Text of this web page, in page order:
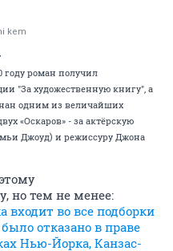
kem
году роман получил
"За художественную книгу", а
одним из величайших
«Оскаров» - за актёрскую
Джоуд) и режиссуру Джона
но тем не менее:
входит во все подборки
отказано в праве
Нью-Йорка, Канзас-